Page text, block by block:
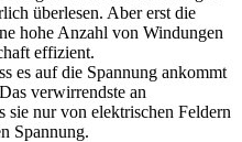
überlesen. Aber erst die
hohe Anzahl von Windungen
effizient.
es auf die Spannung ankommt
verwirrendste an
sie nur von elektrischen Feldern
Spannung.